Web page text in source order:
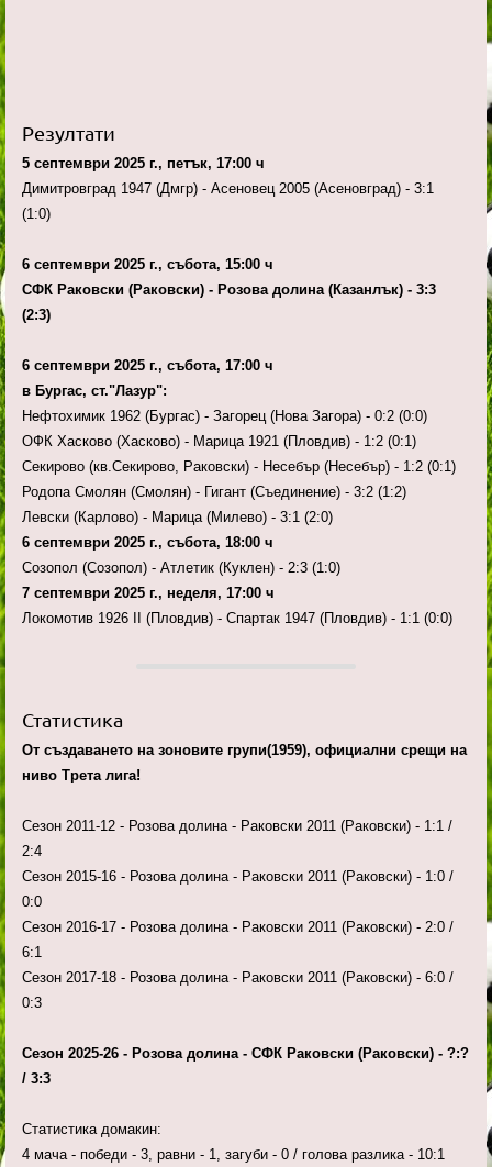
Резултати
5 септември 2025 г., петък, 17:00 ч
Димитровград 1947 (Дмгр) - Асеновец 2005 (Асеновград) - 3:1
(1:0)
6 септември 2025 г., събота, 15:00 ч
СФК Раковски (Раковски) - Розова долина (Казанлък) - 3:3
(2:3)
6 септември 2025 г., събота, 17:00 ч
в Бургас, ст."Лазур":
Нефтохимик 1962 (Бургас) - Загорец (Нова Загора) - 0:2 (0:0)
ОФК Хасково (Хасково) - Марица 1921 (Пловдив) - 1:2 (0:1)
Секирово (кв.Секирово, Раковски) - Несебър (Несебър) - 1:2 (0:1)
Родопа Смолян (Смолян) - Гигант (Съединение) - 3:2 (1:2)
Левски (Карлово) - Марица (Милево) - 3:1 (2:0)
6 септември 2025 г., събота, 18:00 ч
Созопол (Созопол) - Атлетик (Куклен) - 2:3 (1:0)
7 септември 2025 г., неделя, 17:00 ч
Локомотив 1926 II (Пловдив) - Спартак 1947 (Пловдив) - 1:1 (0:0)
Статистика
От създаването на зоновите групи(1959), официални срещи на
ниво Трета лига!
Сезон 2011-12 - Розова долина - Раковски 2011 (Раковски) - 1:1 /
2:4
Сезон 2015-16 - Розова долина - Раковски 2011 (Раковски) - 1:0 /
0:0
Сезон 2016-17 - Розова долина - Раковски 2011 (Раковски) - 2:0 /
6:1
Сезон 2017-18 - Розова долина - Раковски 2011 (Раковски) - 6:0 /
0:3
Сезон 2025-26 - Розова долина - СФК Раковски (Раковски) - ?:?
/ 3:3
Статистика домакин:
4 мача - победи - 3, равни - 1, загуби - 0 / голова разлика - 10:1